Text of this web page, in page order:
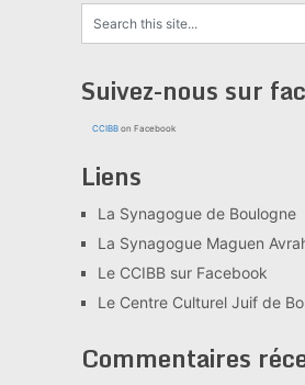
Suivez-nous sur
CCIBBon Facebook
Liens
La Synagogue de Boulogne
La Synagogue Maguen
Le CCIBB sur Facebook
Le Centre Culturel Juif de
Commentaires